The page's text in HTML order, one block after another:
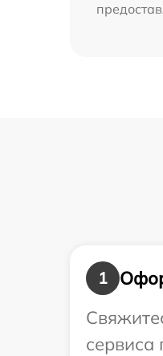
1
сервиса